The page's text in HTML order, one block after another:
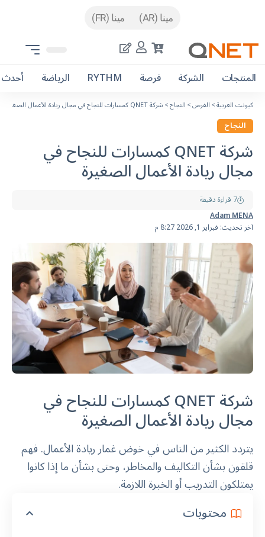
مينا (AR) مينا (FR)
المنتجات الشركة فرصة RYTHM الرياضة أحدث
كيونت العربية>الفرص>النجاح>شركة QNET كمسارات للنجاح في مجال ريادة الأعمال الصغيرة
النجاح
شركة QNET كمسارات للنجاح في
مجال ريادة الأعمال الصغيرة
آخر تحديث: فبراير 1, 2026 8:27 م
Adam MENA
7 قراءة دقيقة
شركة QNET كمسارات للنجاح في
مجال ريادة الأعمال الصغيرة
يتردد الكثير من الناس في خوض غمار ريادة الأعمال. فهم
قلقون بشأن التكاليف والمخاطر، وحتى بشأن ما إذا كانوا
يمتلكون التدريب أو الخبرة اللازمة.
محتويات